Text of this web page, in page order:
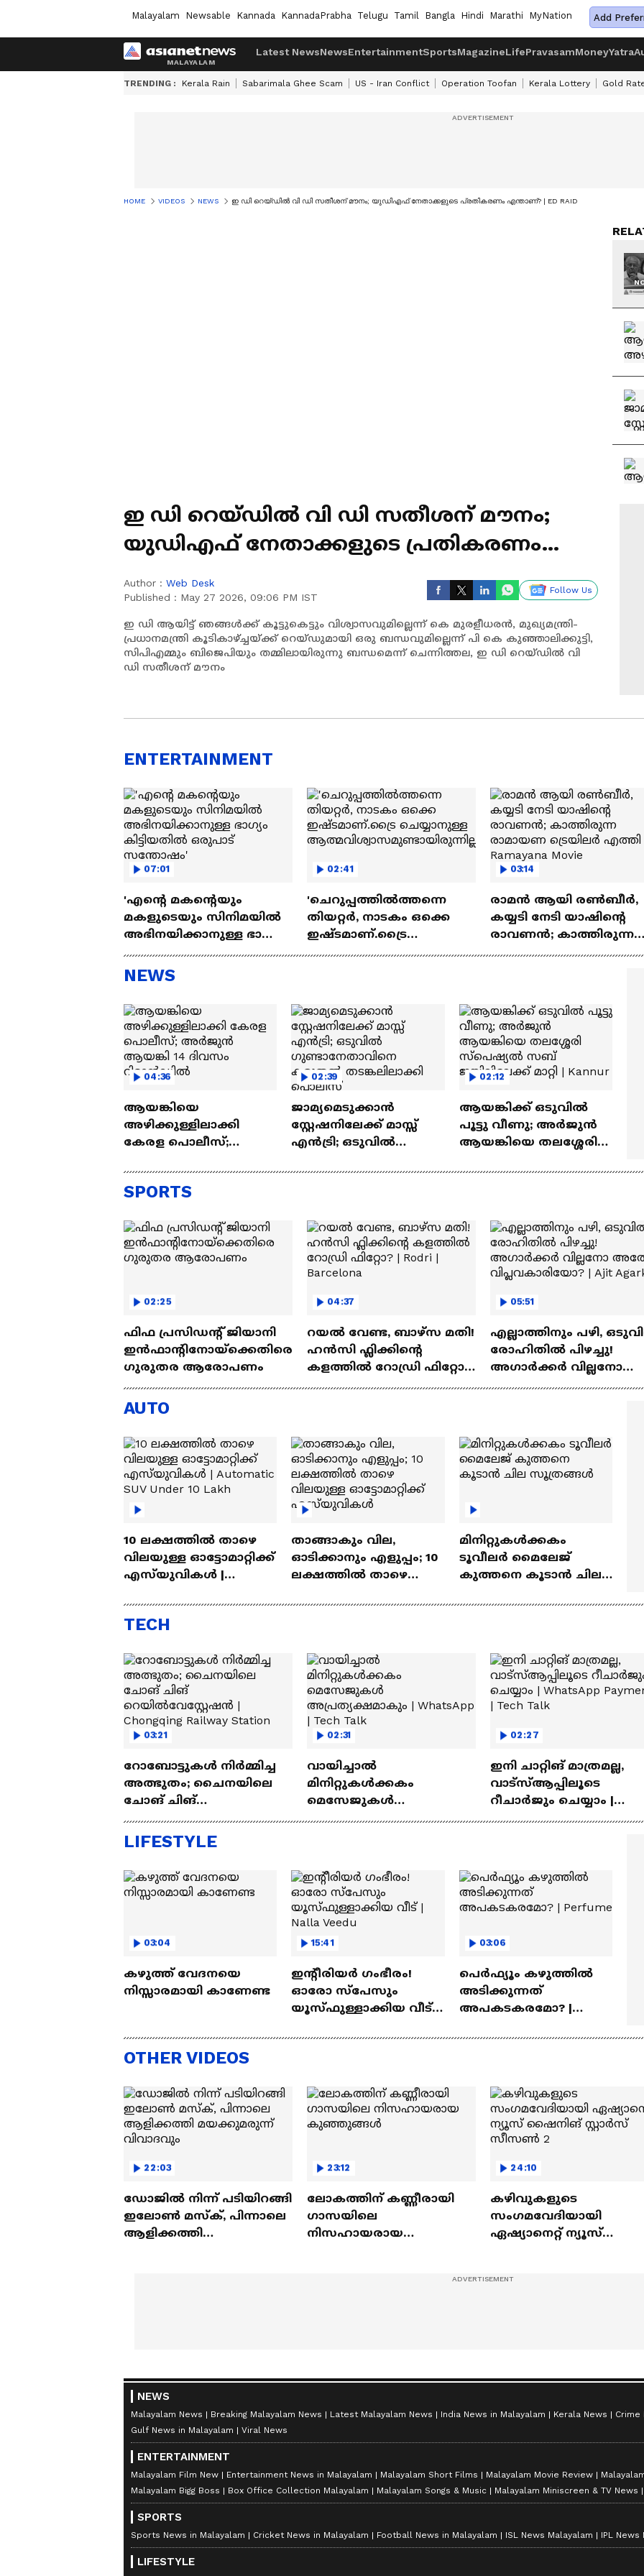
Malayalam Newsable Kannada KannadaPrabha Telugu Tamil Bangla Hindi Marathi MyNation Add
Latest NewsNewsEntertainmentSportsMagazineLifePravasamMoneyYatra
TRENDING : Kerala Rain Sabarimala Ghee Scam US - Iran Conflict Operation Toofan Kerala Lottery Gold
HOME VIDEOS NEWS ഇ ഡി റെയ്‌ഡിൽ വി ഡി സതീശന് മൗനം; യുഡിഎഫ് നേതാക്കളുടെ പ്രതികരണം എന്താണ്? | ED RAID
ഇ ഡി റെയ്‌ഡിൽ വി ഡി സതീശന് മൗനം;
യുഡിഎഫ് നേതാക്കളുടെ പ്രതികരണം
Author : Web Desk
Published : May 27 2026, 09:06 PM IST
Follow Us
ഇ ഡി ആയിട്ട് ഞങ്ങൾക്ക് കൂട്ടുകെട്ടും വിശ്വാസവുമില്ലെന്ന് കെ മുരളീധരൻ, മുഖ്യമന്ത്രി-
പ്രധാനമന്ത്രി കൂടികാഴ്ച്ചയ്ക്ക് റെയ്‌ഡുമായി ഒരു ബന്ധവുമില്ലെന്ന് പി കെ കുഞ്ഞാലിക്കുട്ടി,
സിപിഎമ്മും ബിജെപിയും തമ്മിലായിരുന്നു ബന്ധമെന്ന് ചെന്നിത്തല, ഇ ഡി റെയ്‌ഡിൽ വി
ഡി സതീശന് മൗനം
ENTERTAINMENT
07:01
'എന്റെ മകന്റെയും
മകളുടെയും സിനിമയിൽ
അഭിനയിക്കാനുള്ള ഭാഗ്യം
കിട്ടിയതിൽ ഒരുപാട്
സന്തോഷം'
02:41
'ചെറുപ്പത്തിൽത്തന്നെ
തിയറ്റർ, നാടകം ഒക്കെ
ഇഷ്ടമാണ്.ട്രൈ
ചെയ്യാനുള്ള
03:14
രാമന്‍ ആയി രൺബീർ,
കയ്യടി നേടി യാഷിന്റെ
രാവണൻ; കാത്തിരുന്ന
രാമായണ ട്രെയിലർ
NEWS
04:36
ആയങ്കിയെ
അഴിക്കുള്ളിലാക്കി
കേരള പൊലീസ്;
ദിവസം റിമാന്‍ഡില്‍
02:39
ജാമ്യമെടുക്കാൻ
സ്റ്റേഷനിലേക്ക് മാസ്സ്
എൻട്രി; ഒടുവിൽ
കരുതൽ തടങ്കലിലാക്കി
02:12
ആയങ്കിക്ക് ഒടുവിൽ
പൂട്ടു വീണു; അർജുൻ
ആയങ്കിയെ തലശ്ശേരി
ജയിലിലേക്ക് മാറ്റി |
SPORTS
02:25
ഫിഫ പ്രസിഡന്റ് ജിയാനി
ഇൻഫാന്റിനോയ്‌ക്കെതിരെ
ഗുരുതര ആരോപണം
04:37
റയല്‍ വേണ്ട, ബാഴ്‌സ മതി!
ഹൻസി ഫ്ലിക്കിന്റെ
കളത്തില്‍ റോഡ്രി ഫിറ്റോ?
| Rodri | Barcelona
05:51
എല്ലാത്തിനും പഴി,
രോഹിതില്‍ പിഴച്ചു!
അഗാര്‍ക്കർ വില്ലനോ
അതോ
AUTO
10 ലക്ഷത്തിൽ താഴെ
വിലയുള്ള ഓട്ടോമാറ്റിക്ക്
എസ്‍യുവികൾ |
Lakh
താങ്ങാകും വില,
ഓടിക്കാനും എളുപ്പം; 10
ലക്ഷത്തിൽ താഴെ
എസ്‍യുവികൾ
മിനിറ്റുകൾക്കകം
ടൂവീലർ മൈലേജ്
കുത്തനെ കൂടാൻ ചില
TECH
03:21
റോബോട്ടുകൾ നിർമ്മിച്ച
അത്ഭുതം; ചൈനയിലെ
ചോങ് ചിങ്
Chongqing Railway Station
02:31
വായിച്ചാൽ
മിനിറ്റുകൾക്കകം
മെസേജുകള്‍
02:27
ഇനി ചാറ്റിങ് മാത്രമല്ല,
വാട്‌സ്‌ആപ്പിലൂടെ
റീചാർജും ചെയ്യാം |
LIFESTYLE
03:04
കഴുത്ത് വേദനയെ
നിസ്സാരമായി കാണേണ്ട
15:41
ഇന്റീരിയർ ഗംഭീരം!
ഓരോ സ്‌പേസും
യൂസ്ഫുള്ളാക്കിയ വീട് |
03:06
പെർഫ്യൂം കഴുത്തിൽ
അടിക്കുന്നത്
അപകടകരമോ? |
OTHER VIDEOS
22:03
ഡോജിൽ നിന്ന് പടിയിറങ്ങി
ഇലോൺ മസ്ക്, പിന്നാലെ
ആളിക്കത്തി
23:12
ലോകത്തിന് കണ്ണീരായി
ഗാസയിലെ
നിസഹായരായ
24:10
കഴിവുകളുടെ
സംഗമവേദിയായി
ഏഷ്യാനെറ്റ് ന്യൂസ്
NEWS
Malayalam News Breaking Malayalam News Latest Malayalam News India News in Malayalam Kerala News Crime
Gulf News in Malayalam
Viral News
ENTERTAINMENT
Malayalam Film New Entertainment News in Malayalam Malayalam Short Films Malayalam Movie Review
Malayalam Bigg Boss
Box Office Collection Malayalam Malayalam Songs & Music Malayalam Miniscreen & TV News
SPORTS
Sports News in Malayalam Cricket News in Malayalam Football News in Malayalam ISL News Malayalam IPL News
LIFESTYLE